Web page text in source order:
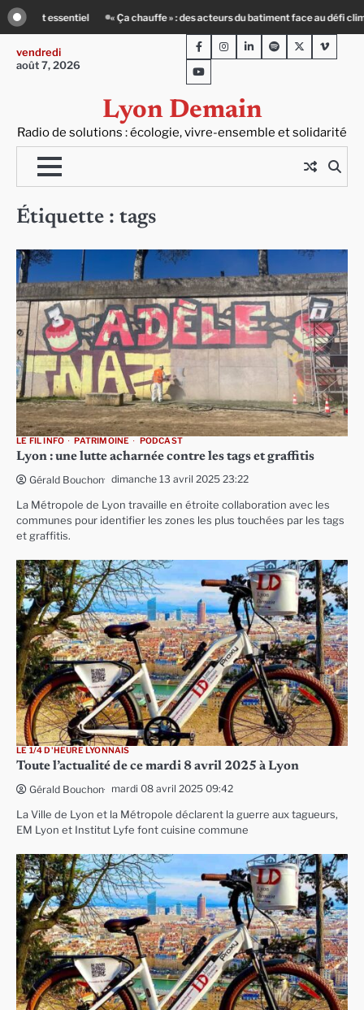
Skip
to
content
acteurs du batiment face au défi climatique Entourage : un petit-déj contre
vendredi
août 7, 2026
Lyon Demain
Radio de solutions : écologie, vivre-ensemble et solidarité
FacebookInstagram
LinkedInSpotifyTwitterViméo
Youtube
Étiquette : tags
LE FIL INFO PATRIMOINE PODCAST
Lyon : une lutte acharnée contre les tags et graffitis
Gérald Bouchon dimanche 13 avril 2025 23:22
La Métropole de Lyon travaille en étroite collaboration avec les
communes pour identifier les zones les plus touchées par les tags
et graffitis.
LE 1/4 D'HEURE LYONNAIS
Toute l’actualité de ce mardi 8 avril 2025 à Lyon
Gérald Bouchon mardi 08 avril 2025 09:42
La Ville de Lyon et la Métropole déclarent la guerre aux tagueurs,
EM Lyon et Institut Lyfe font cuisine commune